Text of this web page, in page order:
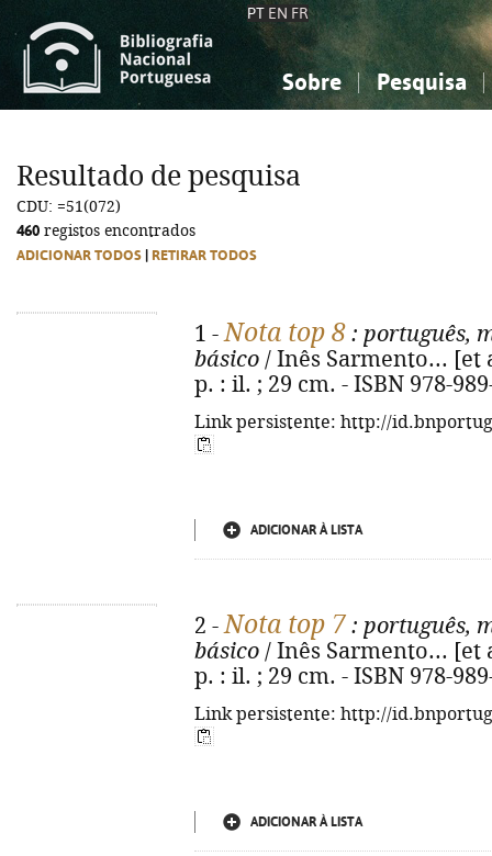
PT EN FR
Sobre Pesquisa
Ciências sociais...
Ciências sociais...
Resultado de pesquisa
CDU: =51(072)
460 registos encontrados
ADICIONAR TODOS RETIRAR TODOS
1 -Nota top 8 : português,
básico / Inês Sarmento... [et
p. : il. ; 29 cm. - ISBN 978-
Link persistente: http://
ADICIONAR À LISTA
2 -Nota top 7 : português,
básico / Inês Sarmento... [et
p. : il. ; 29 cm. - ISBN 978-
Link persistente: http://
ADICIONAR À LISTA